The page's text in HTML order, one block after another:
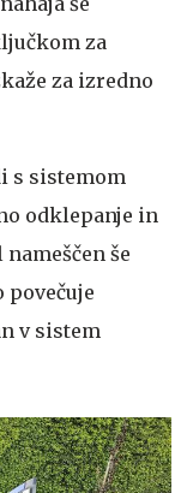
za
za izredno
s sistemom
odklepanje in
še
v sistem